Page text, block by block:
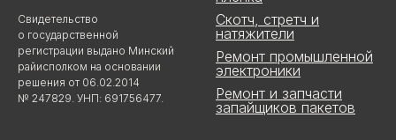
Свидетельство
о государственной
регистрации выдано Минский
райисполком на основании
решения от 06.02.2014
№ 247829. УНП: 691756477.
Скотч, стретч и
натяжители
Ремонт промышленной
электроники
Ремонт и запчасти
запайщиков пакетов